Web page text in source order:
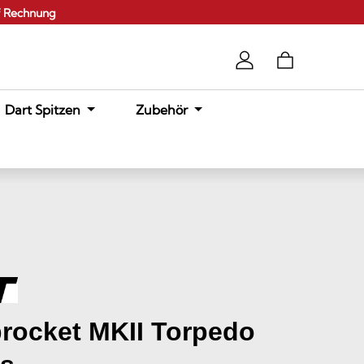
Dart Spitzen Zubehör
MKII Torpedo